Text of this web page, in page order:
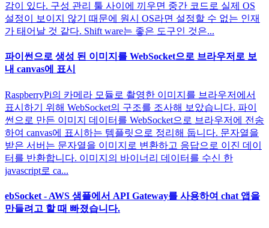
감이 있다. 구성 관리 툴 사이에 끼우면 중간 코드로 실제 OS
설정이 보이지 않기 때문에 원시 OS라면 설정할 수 없는 인재
가 태어날 것 같다. Shift ware는 좋은 도구인 것은...
파이썬으로 생성 된 이미지를 WebSocket으로 브라우저로 보
내 canvas에 표시
RaspberryPi의 카메라 모듈로 촬영한 이미지를 브라우저에서
표시하기 위해 WebSocket의 구조를 조사해 보았습니다. 파이
썬으로 만든 이미지 데이터를 WebSocket으로 브라우저에 전송
하여 canvas에 표시하는 템플릿으로 정리해 둡니다. 문자열을
받은 서버는 문자열을 이미지로 변환하고 응답으로 이진 데이
터를 반환합니다. 이미지의 바이너리 데이터를 수신 한
javascript로 ca...
ebSocket - AWS 샘플에서 API Gateway를 사용하여 chat 앱을
만들려고 할 때 빠졌습니다.